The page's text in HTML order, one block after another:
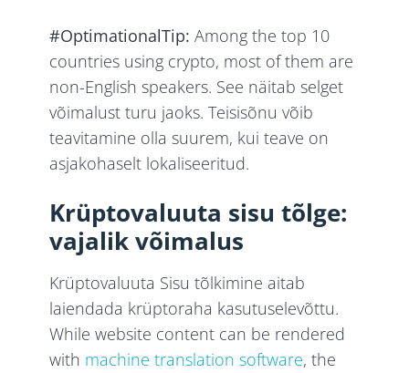
#OptimationalTip:Among the top 10
countries using crypto, most of them are
non-English speakers. See näitab selget
võimalust turu jaoks. Teisisõnu võib
teavitamine olla suurem, kui teave on
asjakohaselt lokaliseeritud.
Krüptovaluuta sisu tõlge:
vajalik võimalus
Krüptovaluuta Sisu tõlkimine aitab
laiendada krüptoraha kasutuselevõttu.
While website content can be rendered
with machine translation software, the